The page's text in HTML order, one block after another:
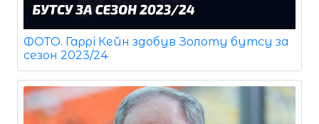
ФОТО. Гаррі Кейн здобув Золоту бутсу за
сезон 2023/24